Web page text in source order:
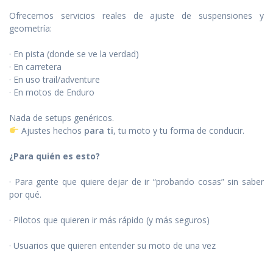
Ofrecemos servicios reales de ajuste de suspensiones y
geometría:
· En pista (donde se ve la verdad)
· En carretera
· En uso trail/adventure
· En motos de Enduro
Nada de setups genéricos.
Ajustes hechos para ti, tu moto y tu forma de conducir.
¿Para quién es esto?
· Para gente que quiere dejar de ir “probando cosas” sin saber
por qué.
· Pilotos que quieren ir más rápido (y más seguros)
· Usuarios que quieren entender su moto de una vez